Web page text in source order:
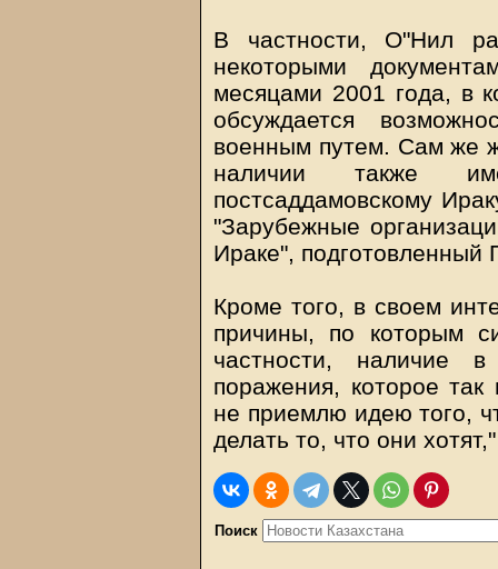
В частности, О"Нил
некоторыми
месяцами 2001 года, в
обсуждается
военным путем. Сам же
наличии также
постсаддамовскому
"Зарубежные
Ираке", подготовленный
Кроме того, в своем
причины, по которым
частности, наличие
поражения, которое
не приемлю идею того,
делать то, что они
Поиск